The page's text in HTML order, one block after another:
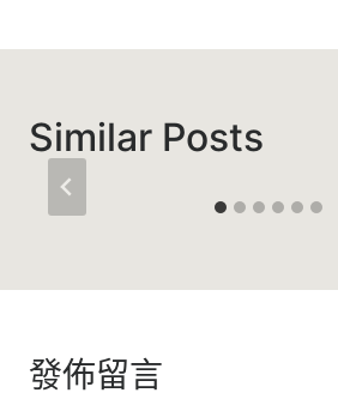
覽
Similar Posts
發佈留言